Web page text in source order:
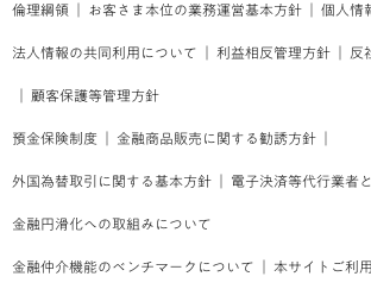
倫理綱領 お客さま本位の業務運営基本方針 個人情
法人情報の共同利用について 利益相反管理方針 反
顧客保護等管理方針
預金保険制度 金融商品販売に関する勧誘方針
外国為替取引に関する基本方針 電子決済等代行業者
金融円滑化への取組みについて
金融仲介機能のベンチマークについて 本サイトご利